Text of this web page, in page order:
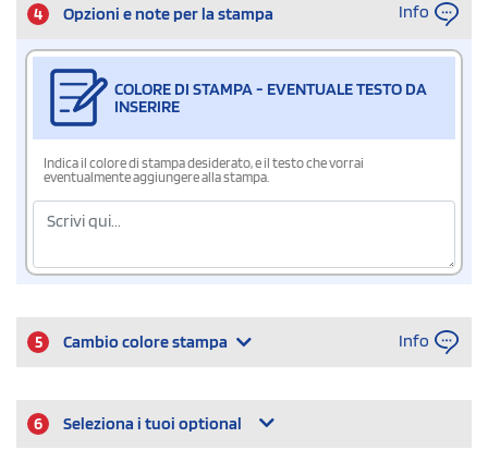
4 Opzioni e note per la stampa Info
COLORE DI STAMPA - EVENTUALE TESTO DA
INSERIRE
Indica il colore di stampa desiderato, e il testo che vorrai
eventualmente aggiungere alla stampa.
5 Cambio colore stampa Info
6 Seleziona i tuoi optional